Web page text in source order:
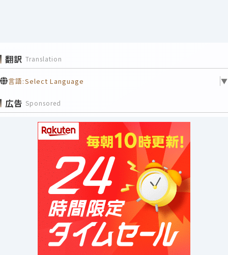
翻訳 Translation
言語:Select Language ▼
広告 Sponsored